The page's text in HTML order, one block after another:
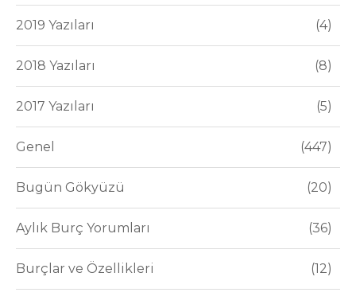
2019 Yazıları 4
2018 Yazıları 8
2017 Yazıları 5
Genel 447
Bugün Gökyüzü 20
Aylık Burç Yorumları 36
Burçlar ve Özellikleri 12